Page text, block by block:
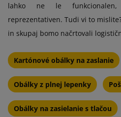
lahko ne le
reprezentativen. Tudi vi to
in skupaj bomo načrtovali
Kartónové obálky na zaslanie
Obálky z plnej lepenky
Obálky na zasielanie s tlačou